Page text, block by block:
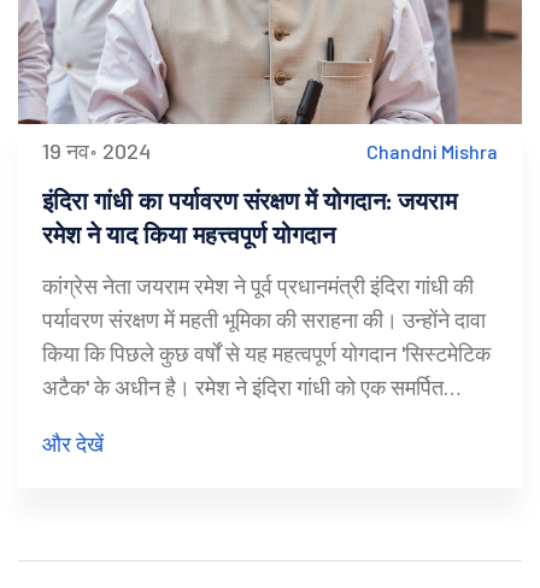
19 नव॰ 2024 Chandni Mishra
इंदिरा गांधी का पर्यावरण संरक्षण में योगदान: जयराम
रमेश ने याद किया महत्त्वपूर्ण योगदान
कांग्रेस नेता जयराम रमेश ने पूर्व प्रधानमंत्री इंदिरा गांधी की
पर्यावरण संरक्षण में महती भूमिका की सराहना की। उन्होंने दावा
किया कि पिछले कुछ वर्षों से यह महत्वपूर्ण योगदान 'सिस्टमेटिक
अटैक' के अधीन है। रमेश ने इंदिरा गांधी को एक समर्पित
और संस्थानों की चर्चा की जो भारत के पर्यावरण और प्राकृतिक
और देखें